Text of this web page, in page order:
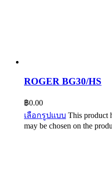
ROGER BG30/HS
฿0.00
เลือกรูปแบบ This product
may be chosen on the